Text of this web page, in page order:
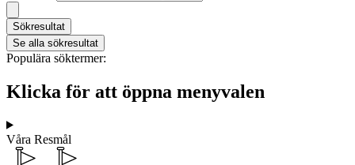
Sökresultat
Se alla sökresultat
Populära söktermer:
Klicka för att öppna menyvalen
Våra Resmål